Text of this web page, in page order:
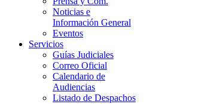
Noticias e
Información General
Eventos
Servicios
Guías Judiciales
Correo Oficial
Calendario de
Audiencias
Listado de Despachos